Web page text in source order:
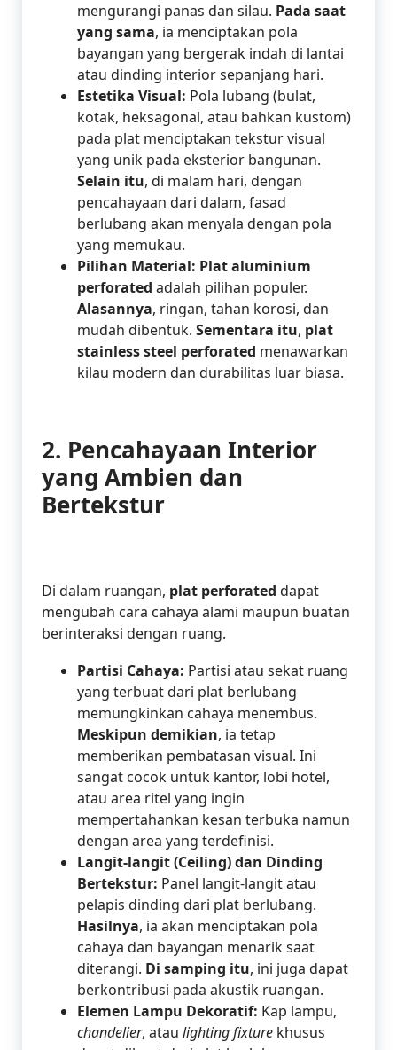
mengurangi panas dan silau. Pada saat
yang sama, ia menciptakan pola
bayangan yang bergerak indah di lantai
atau dinding interior sepanjang hari.
Estetika Visual: Pola lubang (bulat,
kotak, heksagonal, atau bahkan kustom)
pada plat menciptakan tekstur visual
yang unik pada eksterior bangunan.
Selain itu, di malam hari, dengan
pencahayaan dari dalam, fasad
berlubang akan menyala dengan pola
yang memukau.
Pilihan Material: Plat aluminium
perforated adalah pilihan populer.
Alasannya, ringan, tahan korosi, dan
mudah dibentuk. Sementara itu, plat
stainless steel perforated menawarkan
kilau modern dan durabilitas luar biasa.
2. Pencahayaan Interior
yang Ambien dan
Bertekstur
Di dalam ruangan, plat perforated dapat
mengubah cara cahaya alami maupun buatan
berinteraksi dengan ruang.
Partisi Cahaya: Partisi atau sekat ruang
yang terbuat dari plat berlubang
memungkinkan cahaya menembus.
Meskipun demikian, ia tetap
memberikan pembatasan visual. Ini
sangat cocok untuk kantor, lobi hotel,
atau area ritel yang ingin
mempertahankan kesan terbuka namun
dengan area yang terdefinisi.
Langit-langit (Ceiling) dan Dinding
Bertekstur: Panel langit-langit atau
pelapis dinding dari plat berlubang.
Hasilnya, ia akan menciptakan pola
cahaya dan bayangan menarik saat
diterangi. Di samping itu, ini juga dapat
berkontribusi pada akustik ruangan.
Elemen Lampu Dekoratif: Kap lampu,
chandelier, atau lighting fixture khusus